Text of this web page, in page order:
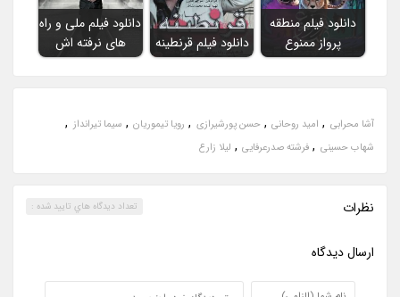
دانلود فیلم منطقه
پرواز ممنوع
دانلود فیلم قرنطینه
دانلود فیلم ملی و راه
های نرفته اش
آشا محرابی , امید روحانی ,حسن پورشیرازی , رویا تیموریان , سیما تیرانداز ,
شهاب حسینی , فرشته صدرعرفایی , لیلا زارع
نظرات تعداد ديدگاه هاي تاييد شده :
ارسال ديدگاه